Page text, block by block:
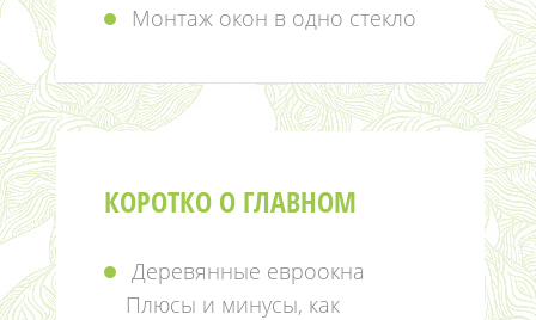
Монтаж окон в одно стекло
КОРОТКО О ГЛАВНОМ
Деревянные евроокна
Плюсы и минусы, как